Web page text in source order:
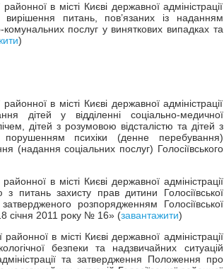
в місті Києві державної адміністрації
питань, пов’язаних із наданням
послуг у виняткових випадках та
)
в місті Києві державної адміністрації
дітей у відділенні соціально-медичної
дітей з розумовою відсталістю та дітей з
психіки (денне перебування)
(надання соціальних послуг) Голосіївського
в місті Києві державної адміністрації
захисту прав дитини Голосіївської
розпорядженням Голосіївської
18 січня 2011 року № 16» (завантажити)
в місті Києві державної адміністрації
безпеки та надзвичайних ситуацій
та затвердження Положення про